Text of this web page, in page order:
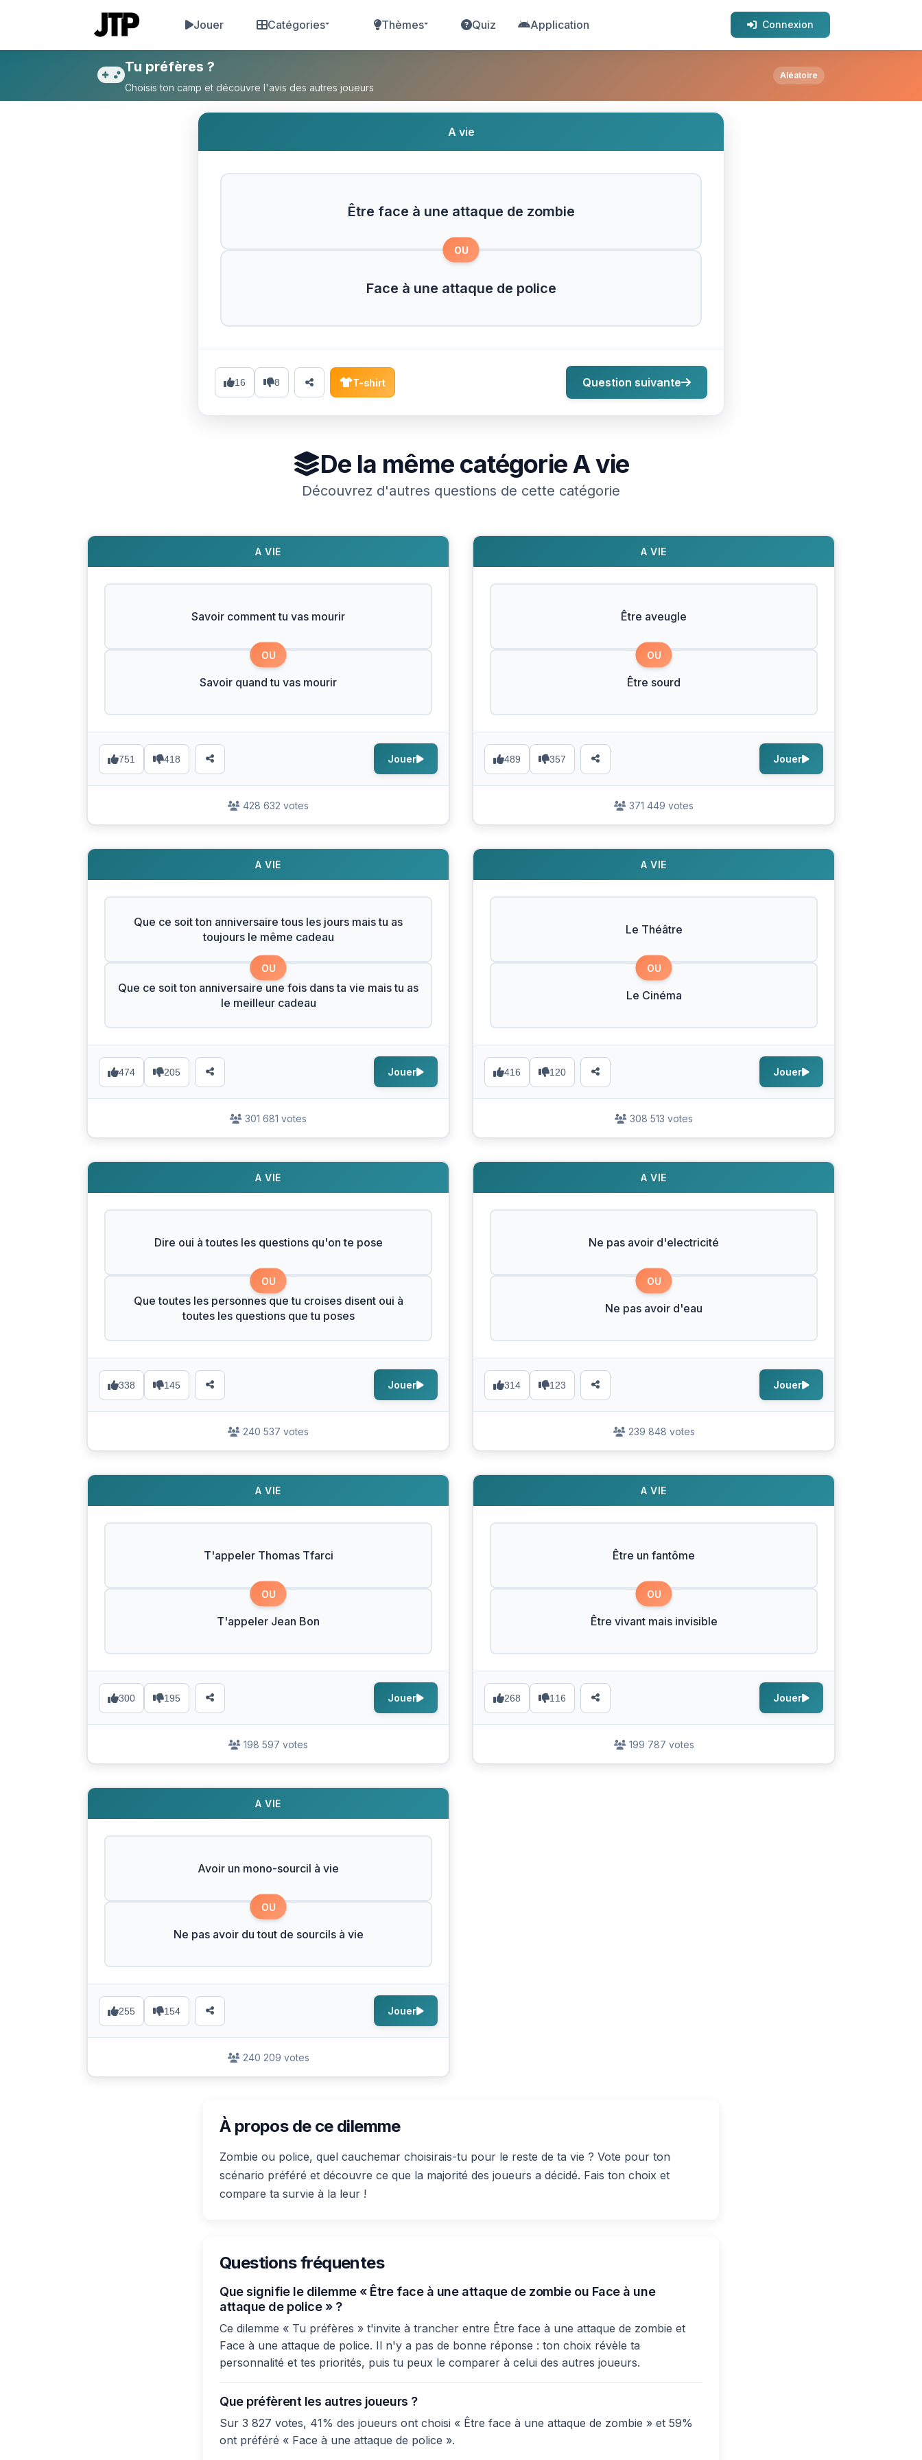
Jouer Catégories Thèmes Quiz Application Connexion
Tu préfères Être face à une attaque de zombie ou Face à une attaque de police ?
Tu préfères ?
Choisis ton camp et découvre l'avis des autres joueurs
Aléatoire
A vie
Être face à une attaque de zombie
OU
Face à une attaque de police
16 8 T-shirt Question suivante
De la même catégorieA vie
Découvrez d'autres questions de cette catégorie
A VIE
Savoir comment tu vas mourir
OU
Savoir quand tu vas mourir
751 418 Jouer
428 632 votes
A VIE
Être aveugle
OU
Être sourd
489 357 Jouer
371 449 votes
A VIE
Que ce soit ton anniversaire tous les jours mais tu as
toujours le même cadeau
OU
Que ce soit ton anniversaire une fois dans ta vie mais tu as
le meilleur cadeau
474 205 Jouer
301 681 votes
A VIE
Le Théâtre
OU
Le Cinéma
416 120 Jouer
308 513 votes
A VIE
Dire oui à toutes les questions qu'on te pose
OU
Que toutes les personnes que tu croises disent oui à
toutes les questions que tu poses
338 145 Jouer
240 537 votes
A VIE
Ne pas avoir d'electricité
OU
Ne pas avoir d'eau
314 123 Jouer
239 848 votes
A VIE
T'appeler Thomas Tfarci
OU
T'appeler Jean Bon
300 195 Jouer
198 597 votes
A VIE
Être un fantôme
OU
Être vivant mais invisible
268 116 Jouer
199 787 votes
A VIE
Avoir un mono-sourcil à vie
OU
Ne pas avoir du tout de sourcils à vie
255 154 Jouer
240 209 votes
À propos de ce dilemme
Zombie ou police, quel cauchemar choisirais-tu pour le reste de ta vie ? Vote pour ton
scénario préféré et découvre ce que la majorité des joueurs a décidé. Fais ton choix et
compare ta survie à la leur !
Questions fréquentes
Que signifie le dilemme « Être face à une attaque de zombie ou Face à une
attaque de police » ?
Ce dilemme « Tu préfères » t'invite à trancher entre Être face à une attaque de zombie et
Face à une attaque de police. Il n'y a pas de bonne réponse : ton choix révèle ta
personnalité et tes priorités, puis tu peux le comparer à celui des autres joueurs.
Que préfèrent les autres joueurs ?
Sur 3 827 votes, 41% des joueurs ont choisi « Être face à une attaque de zombie » et 59%
ont préféré « Face à une attaque de police ».